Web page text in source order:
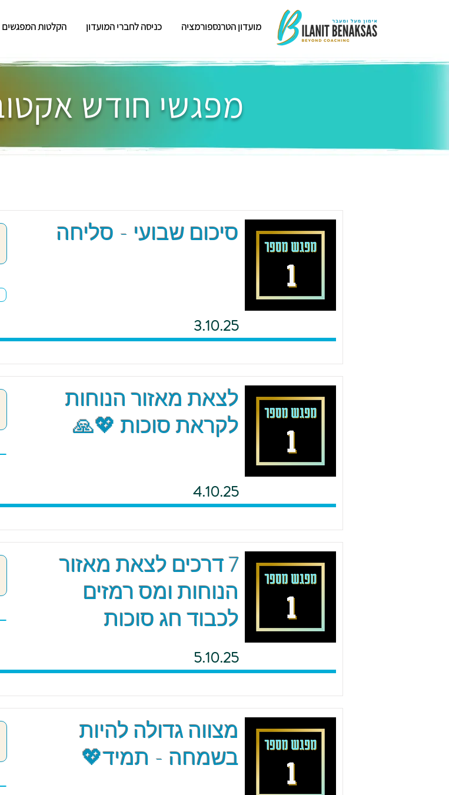
מועדון הטרנספורמציה כניסה לחברי המועדון הקלטות המפגשים
מפגשי חודש אקטובר
סיכום שבועי - סליחה
3.10.25
לצאת מאזור הנוחות
לקראת סוכות 💖🙏
4.10.25
7 דרכים לצאת מאזור
הנוחות ומס רמזים
לכבוד חג סוכות
5.10.25
מצווה גדולה להיות
בשמחה - תמיד💖